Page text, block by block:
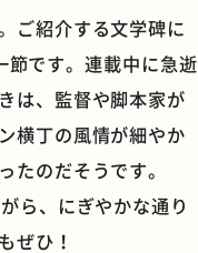
ご紹介する文学碑に
です。連載中に急逝
は、監督や脚本家が
横丁の風情が細やか
たのだそうです。
ら、にぎやかな通り
ぜひ！